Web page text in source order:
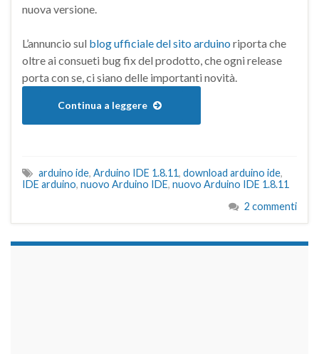
nuova versione.
L’annuncio sul blog ufficiale del sito arduino riporta che
oltre ai consueti bug fix del prodotto, che ogni release
porta con se, ci siano delle importanti novità.
Continua a leggere
arduino ide, Arduino IDE 1.8.11, download arduino ide,
IDE arduino, nuovo Arduino IDE, nuovo Arduino IDE 1.8.11
2 commenti